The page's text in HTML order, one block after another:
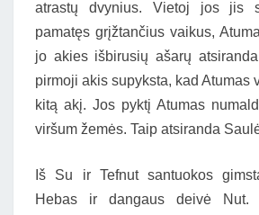
atrastų dvynius. Vietoj jos jis
pamatęs grįžtančius vaikus,
jo akies išbirusių ašarų
pirmoji akis supyksta, kad Atumas
kitą akį. Jos pyktį Atumas
viršum žemės. Taip atsiranda
Iš Su ir Tefnut santuokos
Hebas ir dangaus deivė Nut.